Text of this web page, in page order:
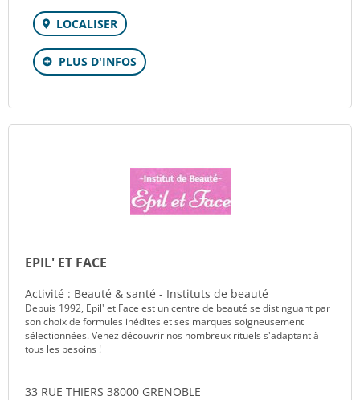
LOCALISER
PLUS D'INFOS
EPIL' ET FACE
Activité : Beauté & santé - Instituts de beauté
Depuis 1992, Epil' et Face est un centre de beauté se distinguant par
son choix de formules inédites et ses marques soigneusement
sélectionnées. Venez découvrir nos nombreux rituels s'adaptant à
tous les besoins !
33 RUE THIERS 38000 GRENOBLE